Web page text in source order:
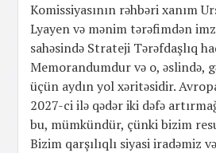
Komissiyasının rəhbəri xanım
Lyayen və mənim tərəfimdən
sahəsində Strateji Tərəfdaşlıq
Memorandumdur və o, əslində,
üçün aydın yol xəritəsidir.
2027-ci ilə qədər iki dəfə
bu, mümkündür, çünki bizim
Bizim qarşılıqlı siyasi iradəmiz